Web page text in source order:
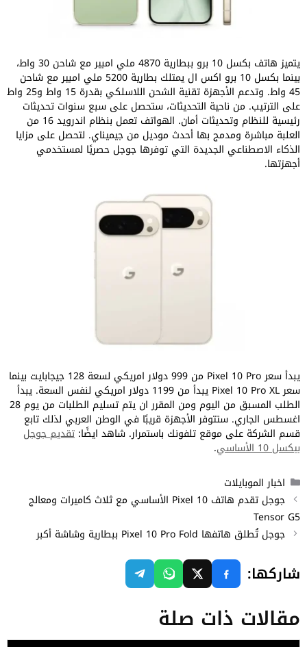
يتميز هاتف بكسل 10 برو ببطارية 4870 ملي امبير مع شاحن 30 واط،
بينما بكسل 10 برو اكس ال يمتلك بطارية 5200 ملي امبير مع شاحن
45 واط. وتدعم الأجهزة تقنية الشحن اللاسلكي بقدرة 15 واط و25 واط
على الترتيب. من ناحية التحديثات، ستحصل على سبع سنوات تحديثات
رئيسية للنظام وتحديثات أمان. الهواتف تعمل بنظام اندرويد 16 من
العلبة مباشرة ومدمج بها أحدث موديل من جيميناي. لتحصل على مزايا
الذكاء الاصطناعي الجديدة التي توفرها جوجل حصريًا لمستخدمي
أجهزتها.
يبدأ سعر Pixel 10 Pro من 999 دولار امريكي لسعة 128 جيجابايت بينما
سعر Pixel 10 Pro XL يبدأ من 1199 دولار امريكي لنفس السعة. يبدأ
الطلب المسبق من اليوم ومن المقرر ان يتم تسليم الطلبات من يوم 28
اغسطس الجاري. ستتوفر الأجهزة قريبًا في الوطن العربي لذلك تابع
قسم الشركة على موقع تلفونك باستمرار. شاهد ايضًا: تقديم جوجل
بيكسل 10 الأساسي
.
التصنيفات
اخبار الموبايلات
جوجل تقدم هاتف Pixel 10 الأساسي مع ثلاث كاميرات ومعالج
Tensor G5
جوجل تُطلق هاتفها Pixel 10 Pro Fold ببطارية وشاشة أكبر
شاركها:
مقالات ذات صلة